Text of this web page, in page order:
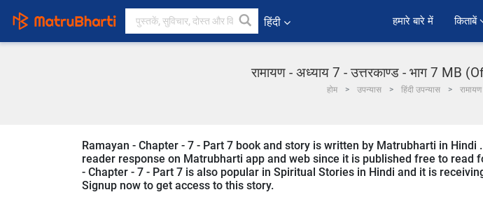
हिंदी हमारे बारे में किताबें
रामायण - अध्याय 7 - उत्तरकाण्ड - भाग 7 MB
होम उपन्यास हिंदी उपन्यास
Ramayan - Chapter - 7 - Part 7 book and story is written by Matrubharti in Hindi
reader response on Matrubharti app and web since it is published free to read
- Chapter - 7 - Part 7 is also popular in Spiritual Stories in Hindi and it is
Signup now to get access to this story.